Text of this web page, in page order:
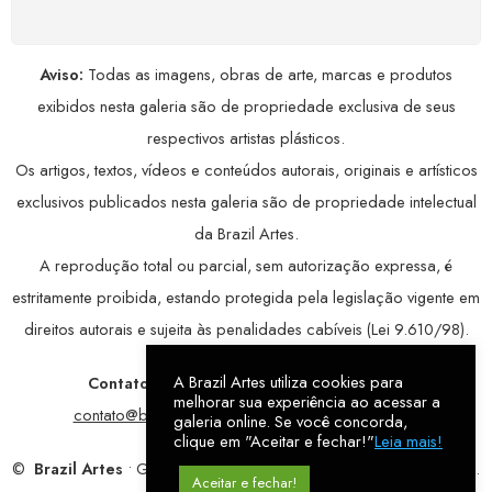
Aviso: Todas as imagens, obras de arte, marcas e produtos
exibidos nesta galeria são de propriedade exclusiva de seus
respectivos artistas plásticos.
Os artigos, textos, vídeos e conteúdos autorais, originais e artísticos
exclusivos publicados nesta galeria são de propriedade intelectual
da Brazil Artes.
A reprodução total ou parcial, sem autorização expressa, é
estritamente proibida, estando protegida pela legislação vigente em
direitos autorais e sujeita às penalidades cabíveis (Lei 9.610/98).
Contatos: WhatsApp:79 9998-1221/ E-mail:
contato@brazilartes.com/ Instagram:@brazilartes
© Brazil Artes • Galeria Online.9 anosde história (2017 – 2026).
A Brazil Artes utiliza cookies para
melhorar sua experiência ao acessar a
galeria online. Se você concorda,
clique em "Aceitar e fechar!"Leia mais!
Aceitar e fechar!